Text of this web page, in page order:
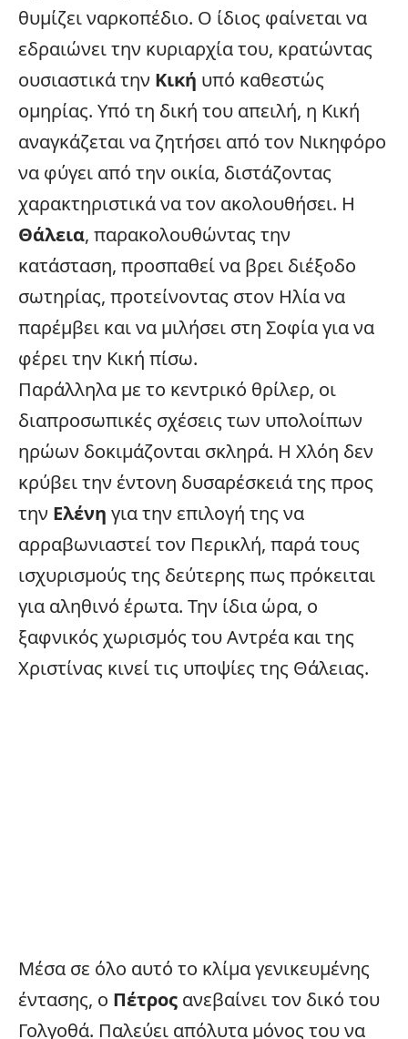
θυμίζει ναρκοπέδιο. Ο ίδιος φαίνεται να
εδραιώνει την κυριαρχία του, κρατώντας
ουσιαστικά την Κική υπό καθεστώς
ομηρίας. Υπό τη δική του απειλή, η Κική
αναγκάζεται να ζητήσει από τον Νικηφόρο
να φύγει από την οικία, διστάζοντας
χαρακτηριστικά να τον ακολουθήσει. Η
Θάλεια, παρακολουθώντας την
κατάσταση, προσπαθεί να βρει διέξοδο
σωτηρίας, προτείνοντας στον Ηλία να
παρέμβει και να μιλήσει στη Σοφία για να
φέρει την Κική πίσω.
Παράλληλα με το κεντρικό θρίλερ, οι
διαπροσωπικές σχέσεις των υπολοίπων
ηρώων δοκιμάζονται σκληρά. Η Χλόη δεν
κρύβει την έντονη δυσαρέσκειά της προς
την Ελένη για την επιλογή της να
αρραβωνιαστεί τον Περικλή, παρά τους
ισχυρισμούς της δεύτερης πως πρόκειται
για αληθινό έρωτα. Την ίδια ώρα, ο
ξαφνικός χωρισμός του Αντρέα και της
Χριστίνας κινεί τις υποψίες της Θάλειας.
Μέσα σε όλο αυτό το κλίμα γενικευμένης
έντασης, ο Πέτρος ανεβαίνει τον δικό του
Γολγοθά. Παλεύει απόλυτα μόνος του να